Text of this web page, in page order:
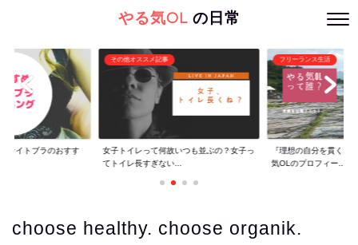
やる気OLの日常
ナイトブラのおすす
その他オススメ記事
女子トイレって何故いつも並ぶの？女子っ
てトイレ長すぎない...
フリーランス生活
『理想の自分を貫くた
気OLのプロフィー...
choose healthy. choose organik.